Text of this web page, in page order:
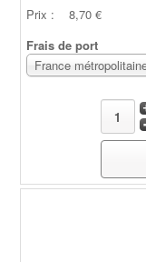
Prix :
8,70 €
Frais de port